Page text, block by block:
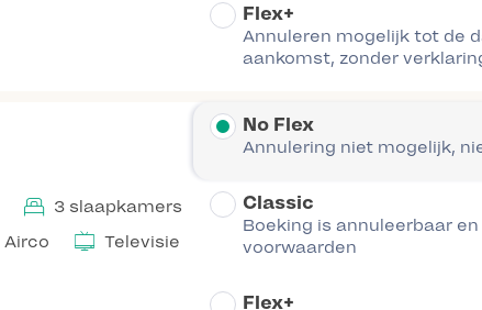
Flex+
Annuleren mogelijk tot de
aankomst, zonder
3 slaapkamers
Airco Televisie
No Flex
Annulering niet mogelijk,
Classic
Boeking is annuleerbaar
voorwaarden
Flex+